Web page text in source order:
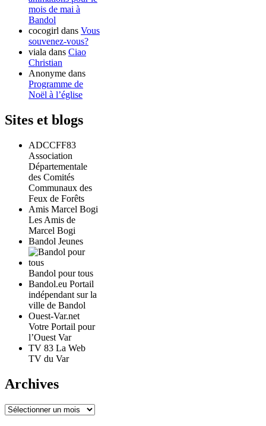
mois de mai à
Bandol
cocogirl dans Vous
souvenez-vous?
viala dans Ciao
Christian
Anonyme dans
Programme de
Noël à l’église
Sites et blogs
ADCCFF83
Association
Départementale
des Comités
Communaux des
Feux de Forêts
Amis Marcel Bogi
Les Amis de
Marcel Bogi
Bandol Jeunes
Bandol pour tous
Bandol.eu Portail
indépendant sur la
ville de Bandol
Ouest-Var.net
Votre Portail pour
l’Ouest Var
TV 83 La Web
TV du Var
Archives
Archives